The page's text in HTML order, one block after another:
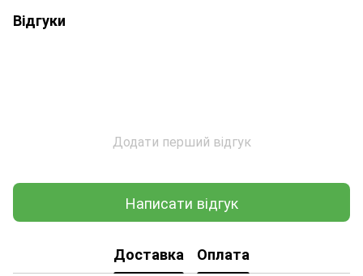
Відгуки
Додати перший відгук
Написати відгук
Доставка Оплата